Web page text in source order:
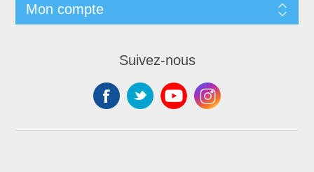
Mon compte
Suivez-nous